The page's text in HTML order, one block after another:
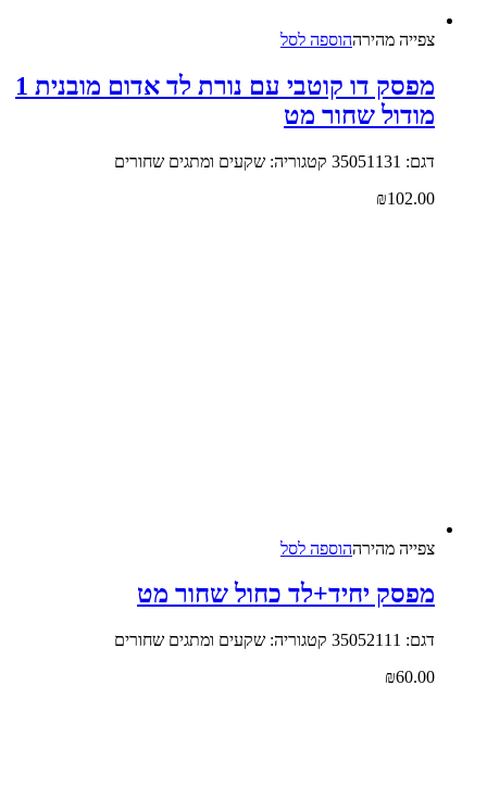
צפייה‬ ‫מהירה‬הוספה לסל
מפסק דו קוטבי עם נורת לד אדום מובנית 1
מודול שחור מט
דגם: 35051131 קטגוריה: שקעים ומתגים שחורים
₪102.00
צפייה‬ ‫מהירה‬הוספה לסל
מפסק יחיד+לד כחול שחור מט
דגם: 35052111 קטגוריה: שקעים ומתגים שחורים
₪60.00